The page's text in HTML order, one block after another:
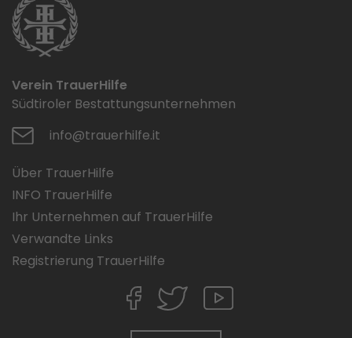
Verein TrauerHilfe
Südtiroler Bestattungsunternehmen
info@trauerhilfe.it
Über TrauerHilfe
INFO TrauerHilfe
Ihr Unternehmen auf TrauerHilfe
Verwandte Links
Registrierung TrauerHilfe